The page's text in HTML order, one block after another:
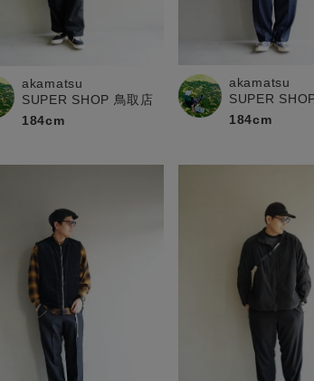
akamatsu
SUPER SHOP 鳥取店
184cm
akamatsu
SUPER
184cm